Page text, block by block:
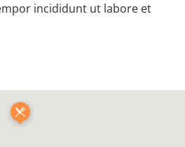
incididunt ut labore et